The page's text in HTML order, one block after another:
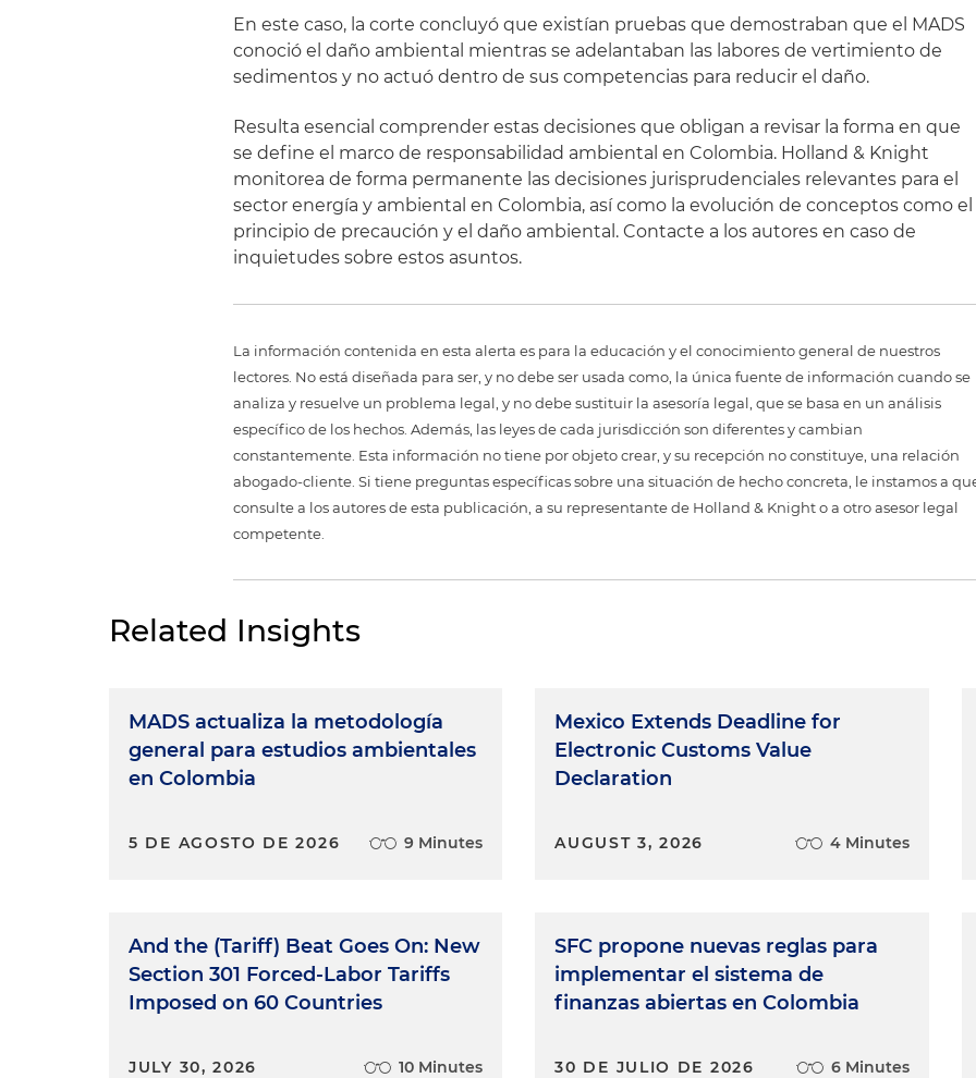
En este caso, la corte concluyó que existían pruebas que demostraban que el MADS
conoció el daño ambiental mientras se adelantaban las labores de vertimiento de
sedimentos y no actuó dentro de sus competencias para reducir el daño.
Resulta esencial comprender estas decisiones que obligan a revisar la forma en que
se define el marco de responsabilidad ambiental en Colombia. Holland & Knight
monitorea de forma permanente las decisiones jurisprudenciales relevantes para el
sector energía y ambiental en Colombia, así como la evolución de conceptos como el
principio de precaución y el daño ambiental. Contacte a los autores en caso de
inquietudes sobre estos asuntos.
La información contenida en esta alerta es para la educación y el conocimiento general de nuestros
lectores. No está diseñada para ser, y no debe ser usada como, la única fuente de información cuando se
analiza y resuelve un problema legal, y no debe sustituir la asesoría legal, que se basa en un análisis
específico de los hechos. Además, las leyes de cada jurisdicción son diferentes y cambian
constantemente. Esta información no tiene por objeto crear, y su recepción no constituye, una relación
abogado-cliente. Si tiene preguntas específicas sobre una situación de hecho concreta, le instamos a
consulte a los autores de esta publicación, a su representante de Holland & Knight o a otro asesor legal
competente.
Related Insights
MADS actualiza la metodología
general para estudios ambientales
en Colombia
5 DE AGOSTO DE 2026 9 Minutes
And the (Tariff) Beat Goes On: New
Section 301 Forced-Labor Tariffs
Imposed on 60 Countries
JULY 30, 2026 10 Minutes
Mexico Extends Deadline for
Electronic Customs Value
Declaration
AUGUST 3, 2026 4 Minutes
SFC propone nuevas reglas para
implementar el sistema de
finanzas abiertas en Colombia
30 DE JULIO DE 2026 6 Minutes